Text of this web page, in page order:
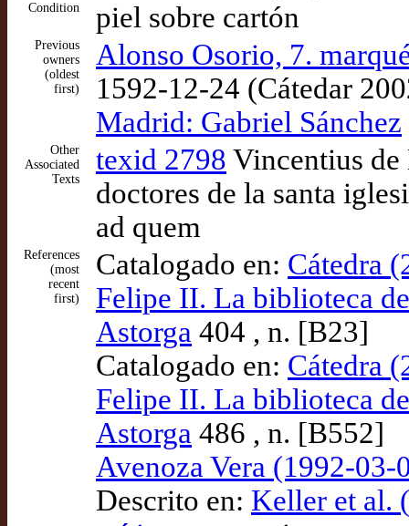
Condition piel sobre cartón
Previous
owners
(oldest
first)
Alonso Osorio, 7.
1592-12-24 (Cátedar
Madrid: Gabriel Sánchez
Other
Associated
Texts
texid 2798 Vincentius de
doctores de la santa
ad quem
References
(most
recent
first)
Catalogado en: Cátedra
Felipe II. La biblioteca
Astorga 404 , n. [B23]
Catalogado en: Cátedra
Felipe II. La biblioteca
Astorga 486 , n. [B552]
Avenoza Vera (1992-03-
Descrito en: Keller et al.